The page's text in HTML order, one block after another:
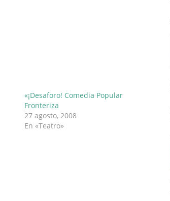
«¡Desaforo! Comedia Popular
Fronteriza
27 agosto, 2008
En «Teatro»